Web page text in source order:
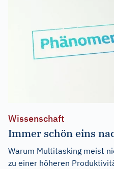
Wissenschaft
Immer schön eins
Warum Multitasking meist
zu einer höheren